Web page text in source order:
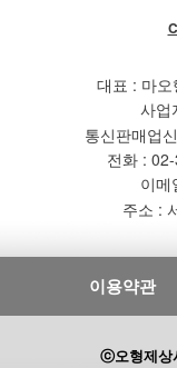
대표 : 마
사업
통신판매업
전화 :
이메
주소 :
이용약관
ⓒ오형제상